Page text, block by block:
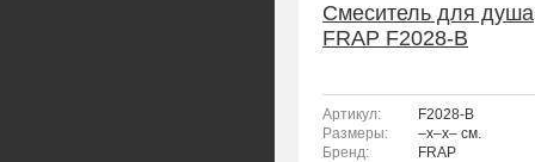
Смеситель для душа
FRAP F2028-B
Артикул:
F2028-B
Размеры:
–x–x– см.
Бренд:
FRAP